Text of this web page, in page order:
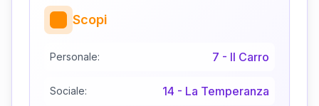
Scopi
Personale: 7 - Il Carro
Sociale: 14 - La Temperanza